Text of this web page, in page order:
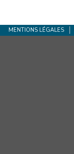
MENTIONS LÉGALES